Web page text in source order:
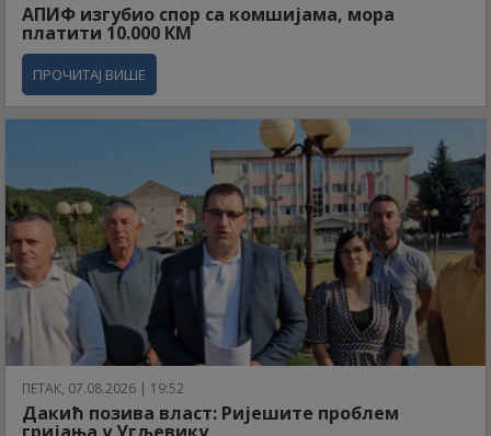
АПИФ изгубио спор са комшијама, мора
платити 10.000 КМ
ПРОЧИТАЈ ВИШЕ
ПЕТАК, 07.08.2026 | 19:52
Дакић позива власт: Ријешите проблем